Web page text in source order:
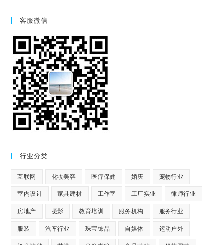
客服微信
行业分类
互联网 化妆美容 医疗保健 婚庆 宠物行业
室内设计 家具建材 工作室 工厂实业 律师行业
房地产 摄影 教育培训 服务机构 服务行业
服装 汽车行业 珠宝饰品 自媒体 运动户外